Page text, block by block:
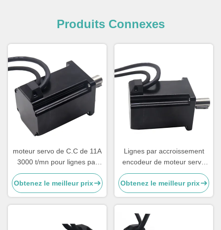
Produits Connexes
moteur servo de C.C de 11A
3000 t/mn pour lignes par
accroissement encodeur de
robot les 2500
Obtenez le meilleur prix
Lignes par accroissement
encodeur de moteur servo
de robot de la haute
précision IP65 2500
Obtenez le meilleur prix